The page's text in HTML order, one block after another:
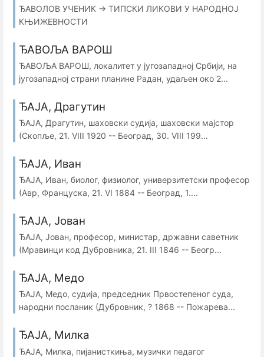
ЂАВОЛОВ УЧЕНИК → ТИПСКИ ЛИКОВИ У НАРОДНОЈ
КЊИЖЕВНОСТИ
ЂАВОЉА ВАРОШ
ЂАВОЉА ВАРОШ, локалитет у југозападној Србији, на
југозападној страни планине Радан, удаљен око 2...
ЂАЈА, Драгутин
ЂАЈА, Драгутин, шаховски судија, шаховски мајстор
(Скопље, 21. VIII 1920 -- Београд, 30. VIII 199...
ЂАЈА, Иван
ЂАЈА, Иван, биолог, физиолог, универзитетски професор
(Авр, Француска, 21. VI 1884 -- Београд, 1....
ЂАЈА, Јован
ЂАЈА, Јован, професор, министар, државни саветник
(Мравинци код Дубровника, 21. III 1846 -- Беогр...
ЂАЈА, Медо
ЂАЈА, Медо, судија, председник Првостепеног суда,
народни посланик (Дубровник, ? 1868 -- Пожарева...
ЂАЈА, Милка
ЂАЈА, Милка, пијанисткиња, музички педагог